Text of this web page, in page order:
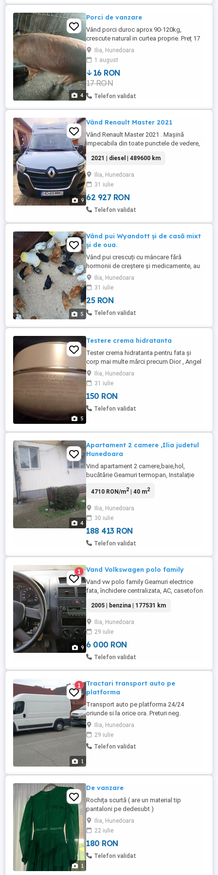
4
Porci de vanzare
Vând porci duroc aprox 90-120kg,
crescute natural in curtea proprie. Preț 17
lei kg Mai multe informații la telefon.
Ilia, Hunedoara
1 august
16 RON
17 RON
Telefon validat
9
Vând Renault Master 2021
Vând Renault Master 2021 . Mașină
impecabila din toate punctele de vedere,
cu statie, bară pt. marfă chingi,instinctor,
cric cheie roti , stație,clima funcțională și
webasto funcțional.. La mașină sau
schimbat următoarele: ulei+toate filtrele,
ulei cutie,discuri ...
2021 | diesel | 489600 km
Ilia, Hunedoara
31 iulie
62 927 RON
Telefon validat
5
Vând pui Wyandott și de casă mixt
și de oua.
Vând pui crescuți cu mâncare fără
hormonii de creștere și medicamente, au
vârsta de 6 săptămâni .
Ilia, Hunedoara
31 iulie
25 RON
Telefon validat
5
Testere crema hidratanta
Tester crema hidratanta pentru fata și
corp mai multe mărci precum Dior , Angel
Fiji dețin un Nr de 18 testere printre care și
Clarins Lacome mai multe detalii la cerere
prețul este pe bucata 159
Ilia, Hunedoara
31 iulie
150 RON
Telefon validat
4
Apartament 2 camere ,Ilia judetul
Hunedoara
Vind apartament 2 camere,baie,hol,
bucătărie Geamuri termopan, Instalație
36000 euro negociabil Acte ok Ilia, strada
4710 RON/m2| 40 m2
Ilia, Hunedoara
30 iulie
188 413 RON
Telefon validat
9
1 Vand Volkswagen polo family
Vand vw polo family Geamuri electrice
fata, închidere centralizata, AC, casetofon
am cumpărat mașina, se aprinde martorul
Check Engine pe tester arată problema la
sondele landa, acum e stins se stinge din
tester dupa o perioada apare iar, martor
plăcuțe frână ...
2005 | benzina | 177531 km
Ilia, Hunedoara
29 iulie
6 000 RON
Telefon validat
1
1
Tractari transport auto pe
platforma
Transport auto pe platforma 24/24
oriunde si la orice ora. Preturi neg.
Ilia, Hunedoara
29 iulie
Telefon validat
1
De vanzare
Rochița scurtă ( are un material tip
pantaloni pe dedesubt )
Ilia, Hunedoara
22 iulie
180 RON
Telefon validat